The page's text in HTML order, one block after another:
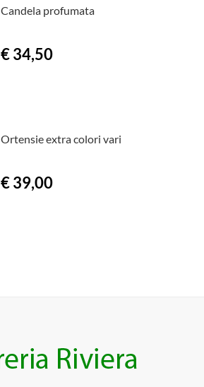
Candela profumata
€ 34,50
Ortensie extra colori vari
€ 39,00